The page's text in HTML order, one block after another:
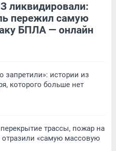
ликвидировали:
пережил самую
БПЛА — онлайн
запретили»: истории из
которого больше нет
трассы, пожар на
«самую массовую